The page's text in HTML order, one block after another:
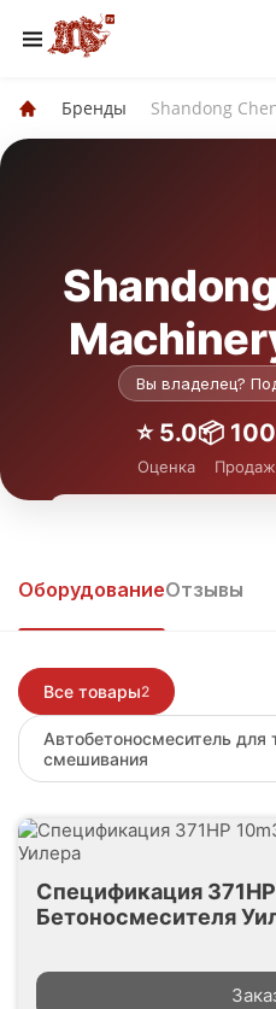
Бренды Shandong
Вы владелец?
⭐️ 5.0
Оценка
📦
Продаж
Войти,
ОборудованиеОтзывы
Все товары2
Автобетоносмеситель для
смешивания
Спецификация
Бетоносмесителя